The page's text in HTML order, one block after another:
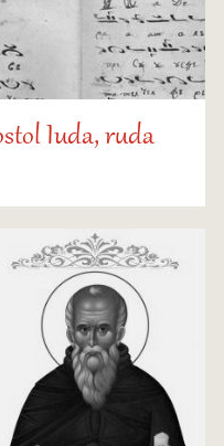
Iuda, ruda